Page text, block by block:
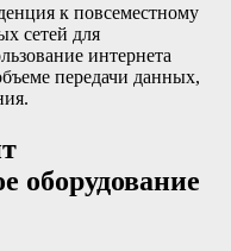
к повсеместному
сетей для
интернета
передачи данных,
оборудование